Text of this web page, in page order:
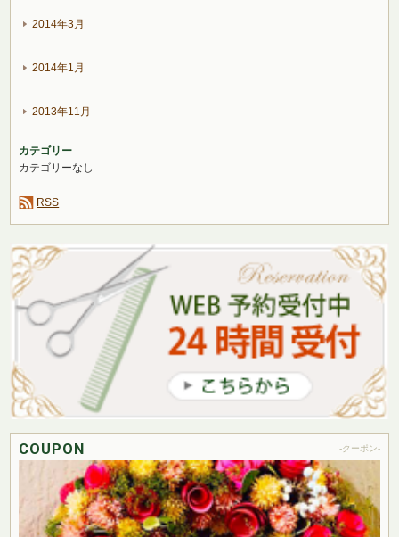
2014年3月
2014年1月
2013年11月
カテゴリー
カテゴリーなし
RSS
COUPON -クーポン-